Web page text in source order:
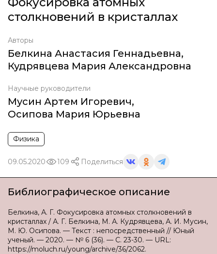
столкновений в кристаллах
Авторы
Белкина Анастасия Геннадьевна,
Кудрявцева Мария Александровна
Научные руководители
Мусин Артем Игоревич,
Осипова Мария Юрьевна
Физика
09.05.2020 109 Поделиться
Библиографическое описание
Белкина, А. Г. Фокусировка атомных столкновений в
кристаллах / А. Г. Белкина, М. А. Кудрявцева, А. И. Мусин,
М. Ю. Осипова. — Текст : непосредственный // Юный
ученый. — 2020. — № 6 (36). — С. 23-30. — URL:
https://moluch.ru/young/archive/36/2062.